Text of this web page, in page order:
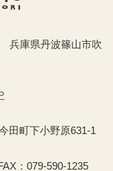
兵庫県丹波篠山市吹
田町下小野原631-1
：079-590-1235